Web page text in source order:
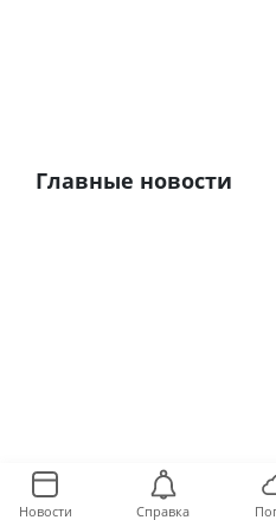
Главные новости
Новости Справка